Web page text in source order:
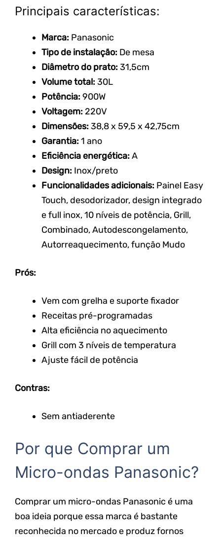
Principais características:
Marca: Panasonic
Tipo de instalação: De mesa
Diâmetro do prato:31,5cm
Volume total:30L
Potência:900W
Voltagem:220V
Dimensões:38,8 x 59,5 x 42,75cm
Garantia:1 ano
Eficiência energética:A
Design: Inox/preto
Funcionalidades adicionais: Painel Easy
Touch, desodorizador, design integrado
e full inox,10 níveis de potência, Grill,
Combinado, Autodescongelamento,
Autorreaquecimento, função Mudo
Prós:
Vem com grelha e suporte fixador
Receitas pré-programadas
Alta eficiência no aquecimento
Grill com 3 níveis de temperatura
Ajuste fácil de potência
Contras:
Sem antiaderente
Por que Comprar um
Micro-ondas Panasonic?
Comprar um micro-ondas Panasonic é uma
boa ideia porque essa marca é bastante
reconhecida no mercado e produz fornos